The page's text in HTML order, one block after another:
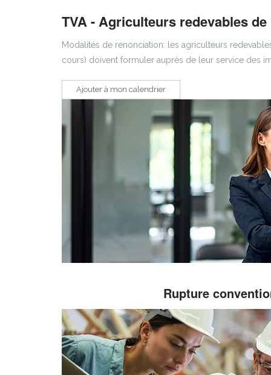
TVA - Agriculteurs redevables
Modalités de renonciation: les agriculteurs
cours) doivent formuler auprès de leur service des
Ajouter à mon calendrier
Rupture